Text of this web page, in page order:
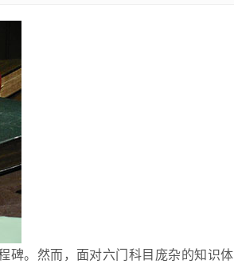
碑。然而，面对六门科目庞杂的知识体